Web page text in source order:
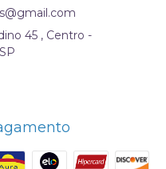
45 , Centro -